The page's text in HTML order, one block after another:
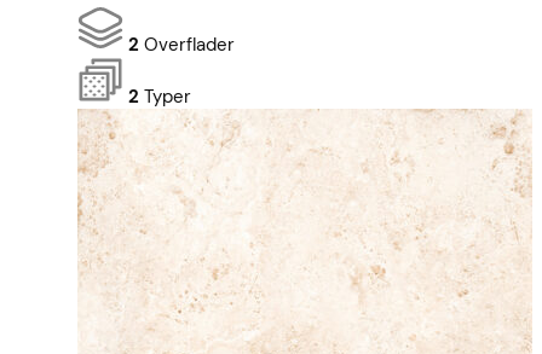
2 Overflader
2 Typer